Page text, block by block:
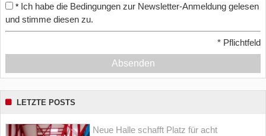
* Ich habe die Bedingungen zur Newsletter-Anmeldung gelesen
und stimme diesen zu.
* Pflichtfeld
Absenden
LETZTE POSTS
Neue Halle schafft Platz für acht